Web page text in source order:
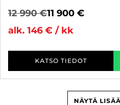
12 990 €11 900 €
alk. 146 € / kk
KATSO TIEDOT
NÄYTÄ